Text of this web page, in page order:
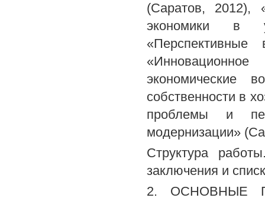
(Саратов, 2012),
экономики в
экономические
собственности в
проблемы и
модернизации»
Структура
заключения и
2. ОСНОВНЫЕ